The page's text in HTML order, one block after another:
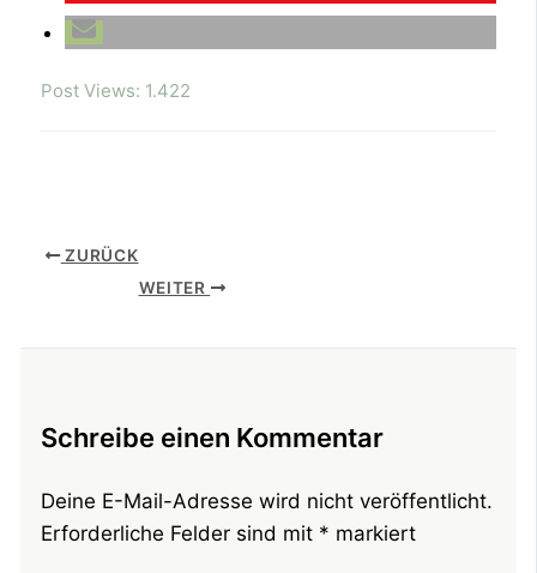
Post Views: 1.422
ZURÜCK
WEITER
Schreibe einen Kommentar
Deine E-Mail-Adresse wird nicht veröffentlicht.
Erforderliche Felder sind mit * markiert